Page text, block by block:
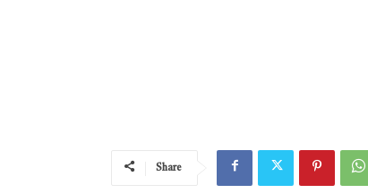
Share